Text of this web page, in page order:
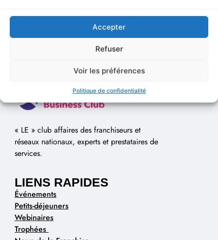
Accepter
Refuser
Voir les préférences
Politique de confidentialité
« LE » club affaires des franchiseurs et
réseaux nationaux, experts et prestataires de
services.
LIENS RAPIDES
Événements
Petits-déjeuners
Webinaires
Trophées